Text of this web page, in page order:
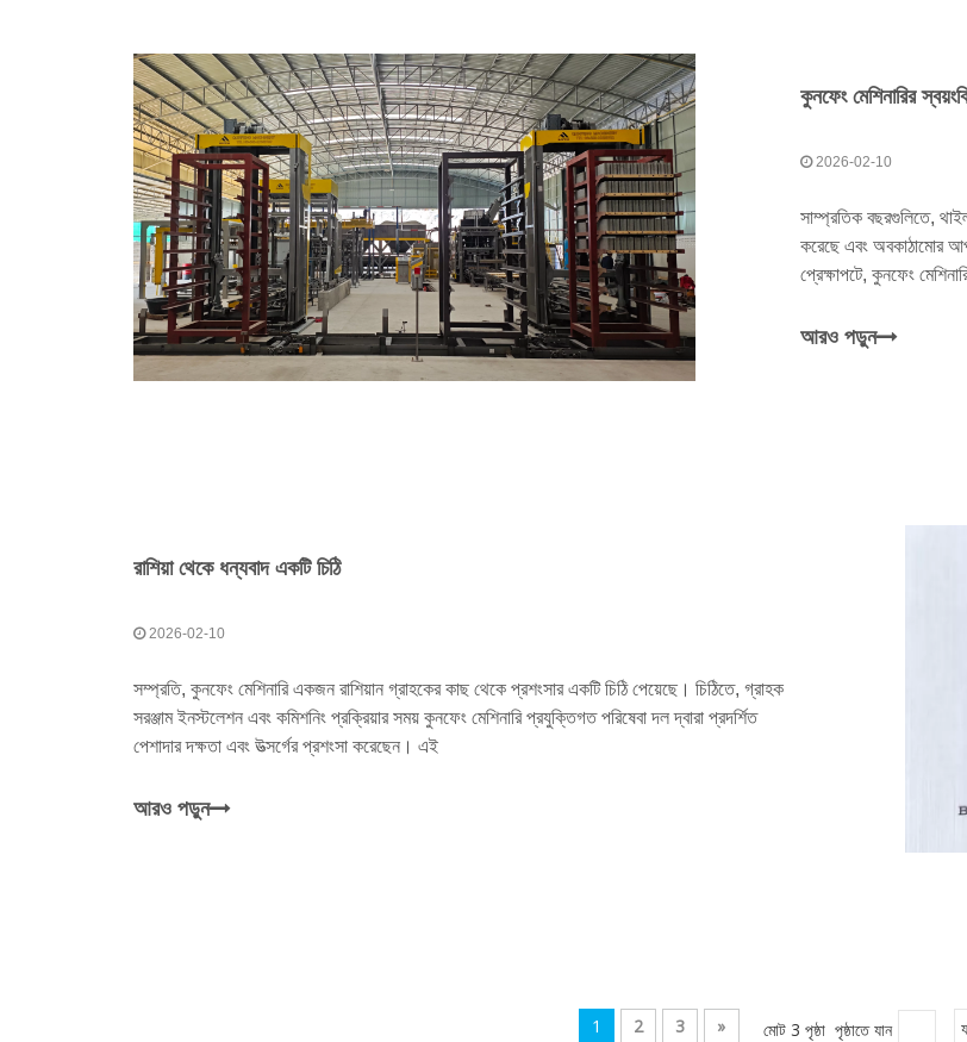
2026-02-10
সাম্প্রতিক বছরগুলিতে,
করেছে এবং অবকাঠামোর
প্রেক্ষাপটে, কুনফেং
আরও পড়ুন
রাশিয়া থেকে ধন্যবাদ একটি চিঠি
2026-02-10
সম্প্রতি, কুনফেং মেশিনারি একজন রাশিয়ান গ্রাহকের কাছ থেকে প্রশংসার একটি চিঠি পেয়েছে। চিঠিতে, গ্রাহক
সরঞ্জাম ইনস্টলেশন এবং কমিশনিং প্রক্রিয়ার সময় কুনফেং মেশিনারি প্রযুক্তিগত পরিষেবা দল দ্বারা প্রদর্শিত
পেশাদার দক্ষতা এবং উত্সর্গের প্রশংসা করেছেন। এই
আরও পড়ুন
1 2 3 » মোট 3 পৃষ্ঠা পৃষ্ঠাতে যান